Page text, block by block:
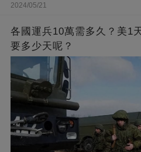
2024/05/21
各國運兵10萬需多久？美1
要多少天呢？